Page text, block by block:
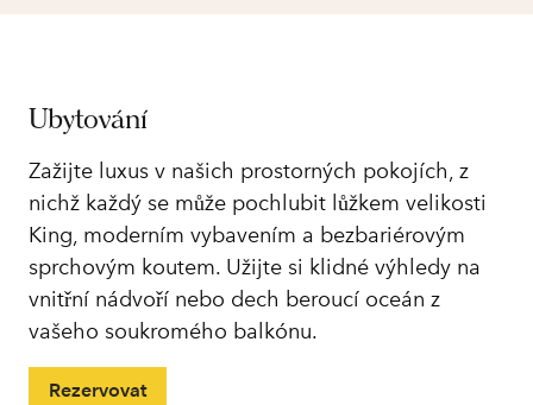
Ubytování
Zažijte luxus v našich prostorných pokojích, z
nichž každý se může pochlubit lůžkem velikosti
King, moderním vybavením a bezbariérovým
sprchovým koutem. Užijte si klidné výhledy na
vnitřní nádvoří nebo dech beroucí oceán z
vašeho soukromého balkónu.
Rezervovat